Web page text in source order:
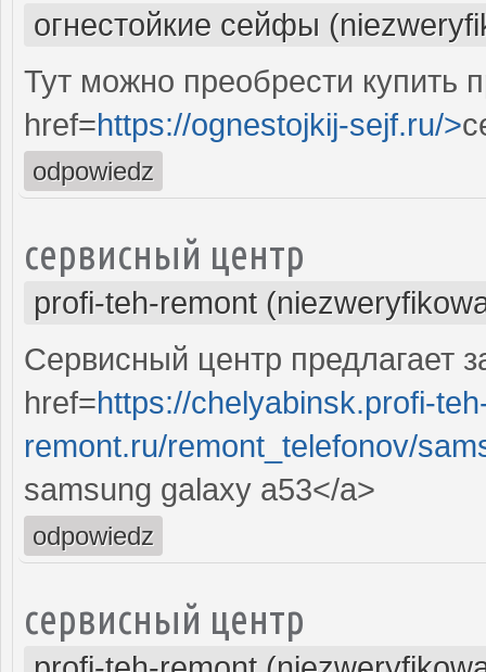
огнестойкие сейфы
Тут можно преобрести купить
href=https://ognestojkij-sejf.ru/>
odpowiedz
сервисный центр
profi-teh-remont
Сервисный центр предлагает
href=https://chelyabinsk.profi-
remont.ru/remont_telefonov/
samsung galaxy a53</a>
odpowiedz
сервисный центр